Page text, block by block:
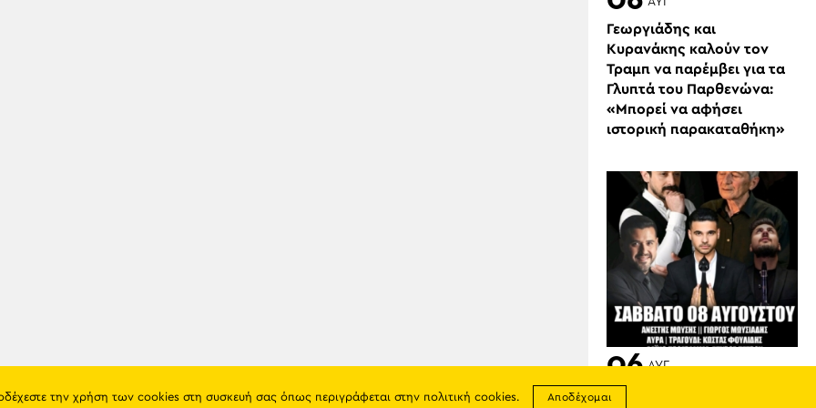
Γεωργιάδης και
Κυρανάκης καλούν τον
Τραμπ να παρέμβει για τα
Γλυπτά του Παρθενώνα:
«Μπορεί να αφήσει
ιστορική παρακαταθήκη»
06 ΑΥΓ
Έρχεται η «Μαυροράχη
την χρήση των cookies στη συσκευή σας όπως περιγράφεται στην πολιτική cookies. Αποδέχομαι